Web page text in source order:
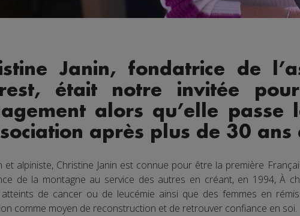
Janin, fondatrice de
était notre invitée
alors qu’elle
après plus de 30 ans
et alpiniste, Christine Janin est connue pour être la première
de la montagne au service des autres en créant, en 1994, À
de cancer ou de leucémie ainsi que des femmes en
comme moyen de reconstruction et de retrouver confiance en soi.